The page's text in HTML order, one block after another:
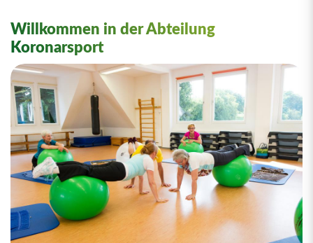
Willkommen in der Abteilung
Koronarsport